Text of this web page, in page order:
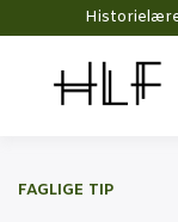
FAGLIGE TIP